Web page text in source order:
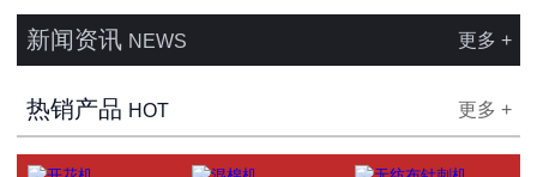
新闻资讯 NEWS 更多 +
热销产品 HOT 更多 +